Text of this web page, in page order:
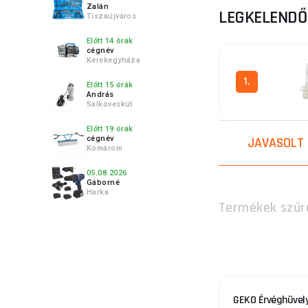
Zalán
Tiszaújváros
Előtt 14 órák
cégnév
Kerekegyháza
Előtt 15 órák
András
Salkoveskút
Előtt 19 órák
cégnév
Komárom
05.08.2026
Gáborné
Harka
Ebben a
kábelek
Praktikus
Azoknak
lehetővé
Tiszta
1.
JAVASOLT
Termékek
GEKO